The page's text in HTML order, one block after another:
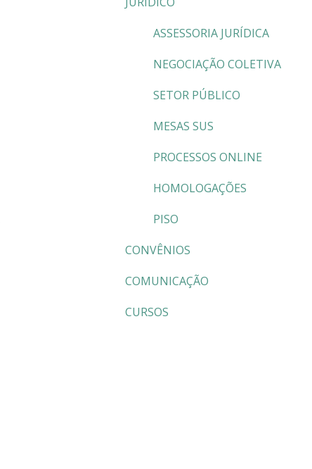
ASSESSORIA JURÍDICA
NEGOCIAÇÃO COLETIVA
SETOR PÚBLICO
MESAS SUS
PROCESSOS ONLINE
HOMOLOGAÇÕES
PISO
CONVÊNIOS
COMUNICAÇÃO
CURSOS